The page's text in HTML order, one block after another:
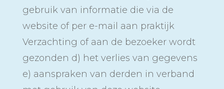
gebruik van informatie die via de
website of per e-mail aan praktijk
Verzachting of aan de bezoeker wordt
gezonden d) het verlies van gegevens
e) aanspraken van derden in verband